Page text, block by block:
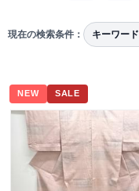
現在の検索条件： キーワード
NEW SALE